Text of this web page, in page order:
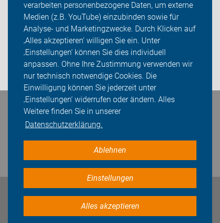
verarbeiten personenbezogene Daten, um externe
Medien (z.B. YouTube) einzubinden sowie für
Analyse- und Marketingzwecke. Durch Klicken auf
‚Alles akzeptieren‘ willigen Sie ein. Unter
‚Einstellungen‘ können Sie dies individuell
anpassen. Ohne Ihre Zustimmung verwenden wir
nur technisch notwendige Cookies. Die
Einwilligung können Sie jederzeit unter
‚Einstellungen‘ widerrufen oder ändern. Alles
Weitere finden Sie in unserer
Datenschutzerklärung.
Ablehnen
Einstellungen
Alles akzeptieren
Rückblicke
ADFC Unna
Sei dabei
Login
Bleiben Sie in Kontakt